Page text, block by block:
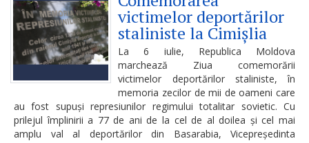
proiectele
de
decizii
Proiecte
de
victimelor deportărilor
staliniste la Cimișlia
La 6 iulie, Republica Moldova
marchează Ziua comemorării
victimelor deportărilor staliniste, în
memoria zecilor de mii de oameni care
au fost supuși represiunilor regimului totalitar sovietic. Cu
prilejul împlinirii a 77 de ani de la cel de al doilea și cel mai
amplu val al deportărilor din Basarabia, Vicepreședinta